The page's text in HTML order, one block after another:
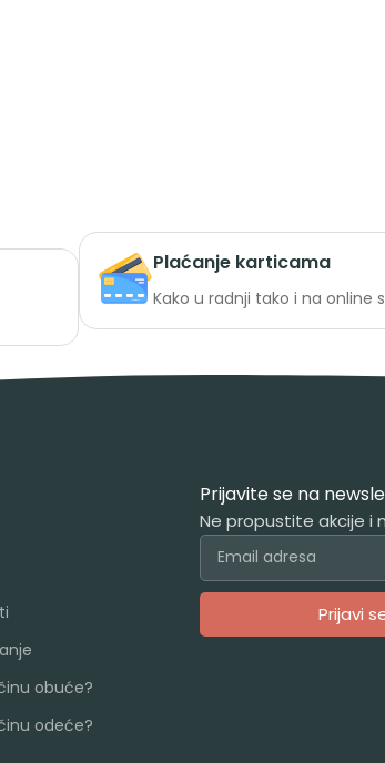
Plaćanje karticama
Kako u radnji tako i na online
obuće?
odeće?
Prijavite se na
Ne propustite akcije i
Prijavi